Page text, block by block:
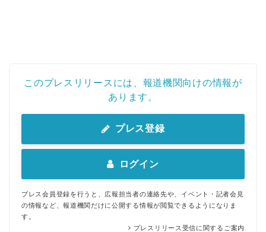
このプレスリリースには、報道機関向けの情報が
あります。
プレス登録
ログイン
プレス会員登録を行うと、広報担当者の連絡先や、イベント・記者会見
の情報など、報道機関だけに公開する情報が閲覧できるようになりま
す。
プレスリリース受信に関するご案内